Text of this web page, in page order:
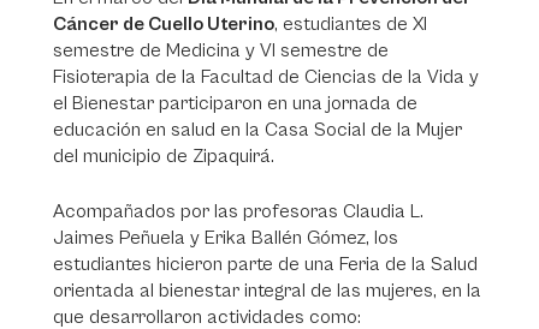
Cáncer de Cuello Uterino, estudiantes de XI
semestre de Medicina y VI semestre de
Fisioterapia de la Facultad de Ciencias de la Vida y
el Bienestar participaron en una jornada de
educación en salud en la Casa Social de la Mujer
del municipio de Zipaquirá.
Acompañados por las profesoras Claudia L.
Jaimes Peñuela y Erika Ballén Gómez, los
estudiantes hicieron parte de una Feria de la Salud
orientada al bienestar integral de las mujeres, en la
que desarrollaron actividades como: